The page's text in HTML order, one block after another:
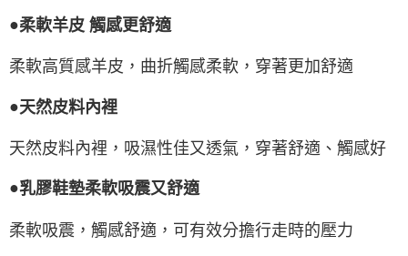
●柔軟羊皮 觸感更舒適
柔軟高質感羊皮，曲折觸感柔軟，穿著更加舒適
●天然皮料內裡
天然皮料內裡，吸濕性佳又透氣，穿著舒適、觸感好
●乳膠鞋墊柔軟吸震又舒適
柔軟吸震，觸感舒適，可有效分擔行走時的壓力